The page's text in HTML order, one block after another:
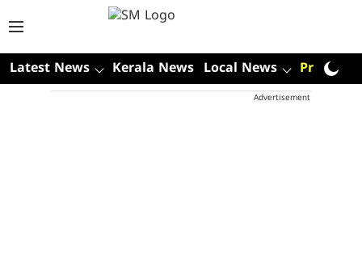
Latest News Kerala News Local News Premium
Advertisement